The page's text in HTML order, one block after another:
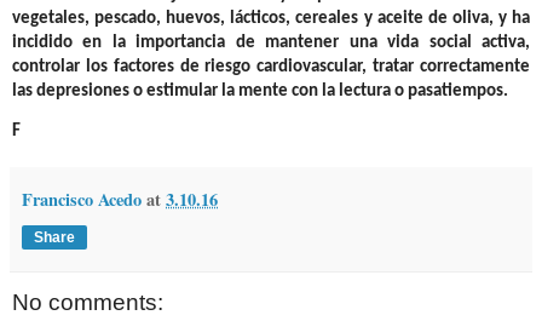
vegetales, pescado, huevos, lácticos, cereales y aceite de oliva, y ha
incidido en la importancia de mantener una vida social activa,
controlar los factores de riesgo cardiovascular, tratar correctamente
las depresiones o estimular la mente con la lectura o pasatiempos.
F
Francisco Acedoat3.10.16
Share
No comments: